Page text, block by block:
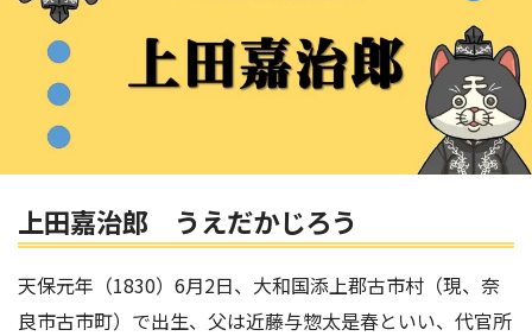
上田嘉治郎 うえだかじろう
天保元年（1830）6月2日、大和国添上郡古市村（現、奈
良市古市町）で出生、父は近藤与惣太是春といい、代官所